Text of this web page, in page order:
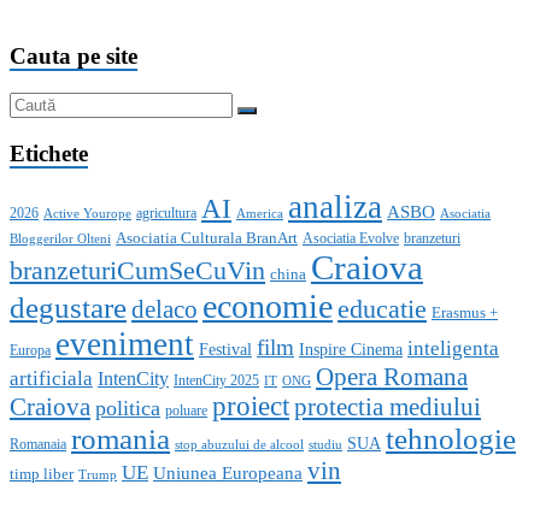
Cauta pe site
Etichete
2026 Active Yourope agricultura AI America analiza ASBO Asociatia
Bloggerilor Olteni Asociatia Culturala BranArt Asociatia Evolve branzeturi
branzeturiCumSeCuVin china Craiova
degustaredelaco economieeducatie Erasmus +
Europa eveniment Festival film Inspire Cinema inteligenta
artificiala IntenCity IntenCity 2025 IT ONG Opera Romana
Craiova politica poluare proiectprotectia mediului
Romanaia romania stop abuzului de alcool studiu SUA tehnologie
timp liber Trump UE Uniunea Europeana vin